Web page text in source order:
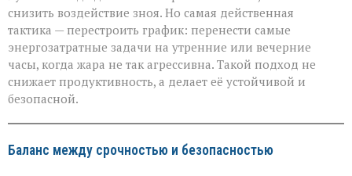
снизить воздействие зноя. Но самая действенная
тактика — перестроить график: перенести самые
энергозатратные задачи на утренние или вечерние
часы, когда жара не так агрессивна. Такой подход не
снижает продуктивность, а делает её устойчивой и
безопасной.
Баланс между срочностью и безопасностью